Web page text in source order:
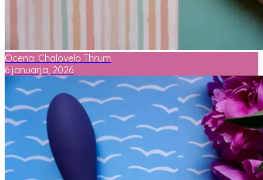
Ocena: Chalovelo Thrum
6 januarja, 2026